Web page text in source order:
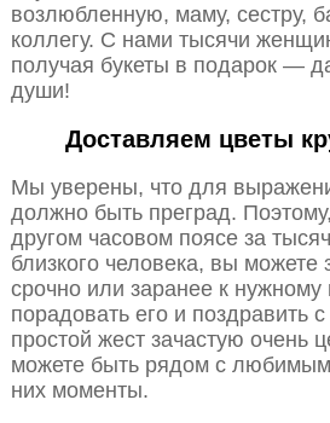
возлюбленную, маму, сестру,
коллегу. С нами тысячи
получая букеты в подарок —
души!
Доставляем цветы
Мы уверены, что для
должно быть преград.
другом часовом поясе за
близкого человека, вы можете
срочно или заранее к
порадовать его и поздравить
простой жест зачастую очень
можете быть рядом с
них моменты.